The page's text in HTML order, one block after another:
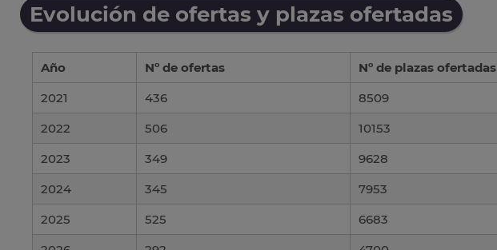
Evolución de ofertas y plazas ofertadas
Año Nº de ofertas
Nº de plazas ofertadas
2021
436
8509
2022
506
10153
2023
349
9628
2024
345
7953
2025
525
6683